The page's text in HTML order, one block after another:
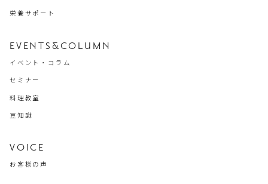
栄養サポート
EVENTS&COLUMN
イベント・コラム
セミナー
料理教室
豆知識
VOICE
お客様の声